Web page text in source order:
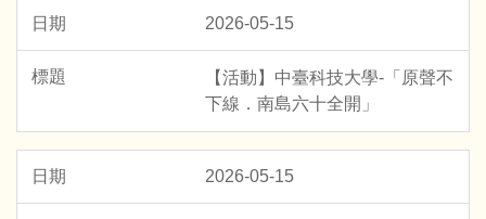
2026-05-15
【活動】中臺科技大學-「原聲不
下線．南島六十全開」
2026-05-15